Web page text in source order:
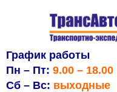
График работы
Пн – Пт: 9.00 – 18.00
Сб – Вс: выходные